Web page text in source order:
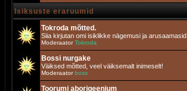
Isiksuste eraruumid
Tokroda mõtted.
Siia kirjutan omi isiklikke nägemusi ja arusaamasid.
ModeraatorTokroda
Bossi nurgake
Väiksed mõtted, veel väiksemalt inimeselt!
Moderaatorboss
Toorumi aborigeenium